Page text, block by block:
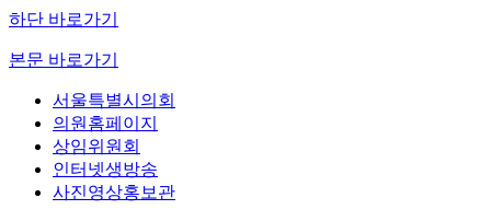
하단 바로가기
본문 바로가기
서울특별시의회
의원홈페이지
상임위원회
인터넷생방송
사진영상홍보관